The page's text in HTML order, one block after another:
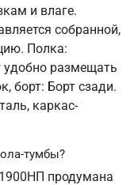
и влаге.
собранной,
Полка:
удобно размещать
борт: Борт сзади.
каркас-
тумбы?
продумана